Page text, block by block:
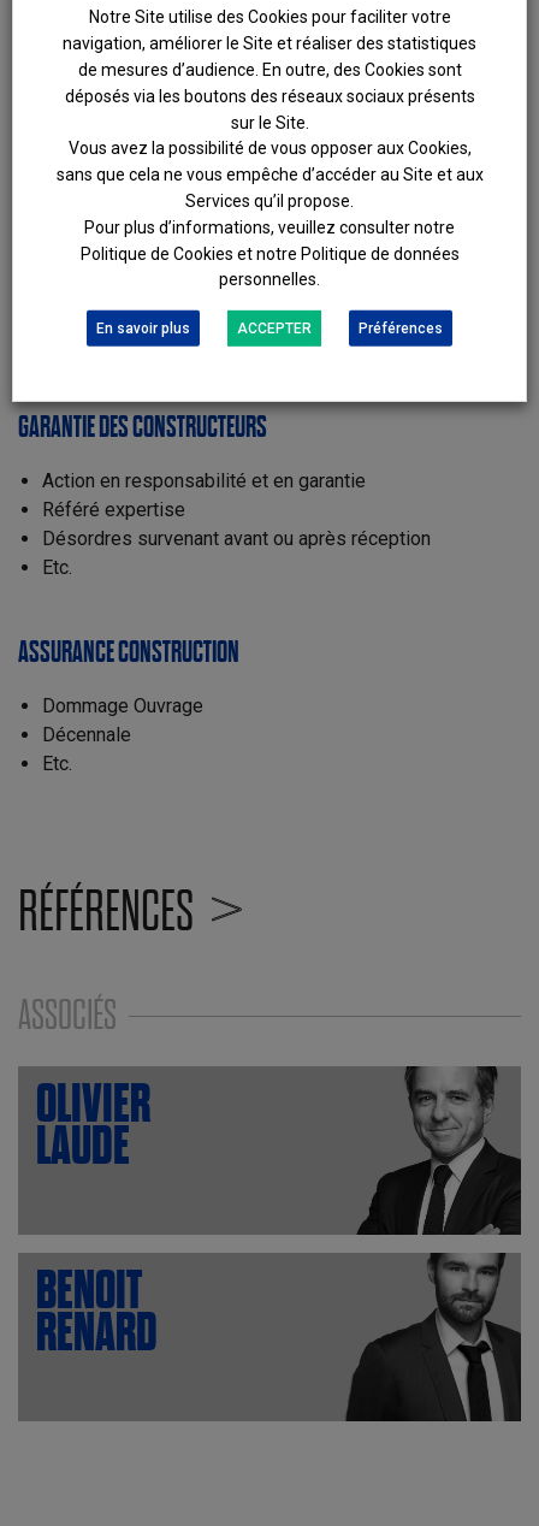
CONTENTIEUX CONSTRUCTION
CONTENTIEUX CONTRACTUEL
Exécution de marché de travaux
BEFA
Réclamations
Réception judiciaire
GARANTIE DES CONSTRUCTEURS
Action en responsabilité et en garantie
Référé expertise
Désordres survenant avant ou après réception
Etc.
ASSURANCE CONSTRUCTION
Dommage Ouvrage
Décennale
Etc.
RÉFÉRENCES
ASSOCIÉS
OLIVIER
LAUDE
BENOIT
RENARD
Notre Site utilise des Cookies pour faciliter votre
navigation, améliorer le Site et réaliser des statistiques
de mesures d’audience. En outre, des Cookies sont
déposés via les boutons des réseaux sociaux présents
sur le Site.
Vous avez la possibilité de vous opposer aux Cookies,
sans que cela ne vous empêche d’accéder au Site et aux
Services qu’il propose.
Pour plus d’informations, veuillez consulter notre
Politique de Cookies et notre Politique de données
personnelles.
En savoir plus ACCEPTER Préférences